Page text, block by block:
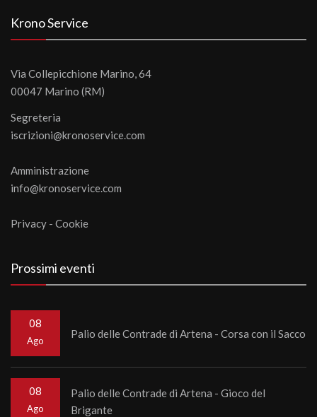
Krono Service
Via Collepicchione Marino, 64
00047 Marino (RM)
Segreteria
iscrizioni@kronoservice.com
Amministrazione
info@kronoservice.com
Privacy - Cookie
Prossimi eventi
08
Ago
Palio delle Contrade di Artena - Corsa con il Sacco
08
Ago
Palio delle Contrade di Artena - Gioco del
Brigante